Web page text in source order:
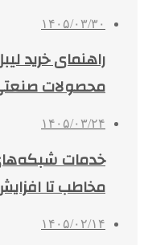
۱۴۰۵/۰۳/۳۰
راهنمای خرید
محصولات
۱۴۰۵/۰۳/۲۴
مخاطب تا
۱۴۰۵/۰۲/۱۴